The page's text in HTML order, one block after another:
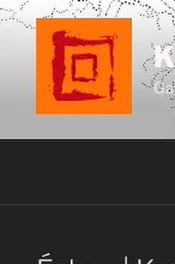
Aller
contenu
principal